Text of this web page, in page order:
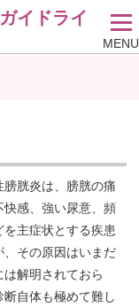
イドライ
MENU
膀胱炎は、膀胱の痛
快感、強い尿意、頻
を主症状とする疾患
、その原因はいまだ
は解明されておら
断自体も極めて難し